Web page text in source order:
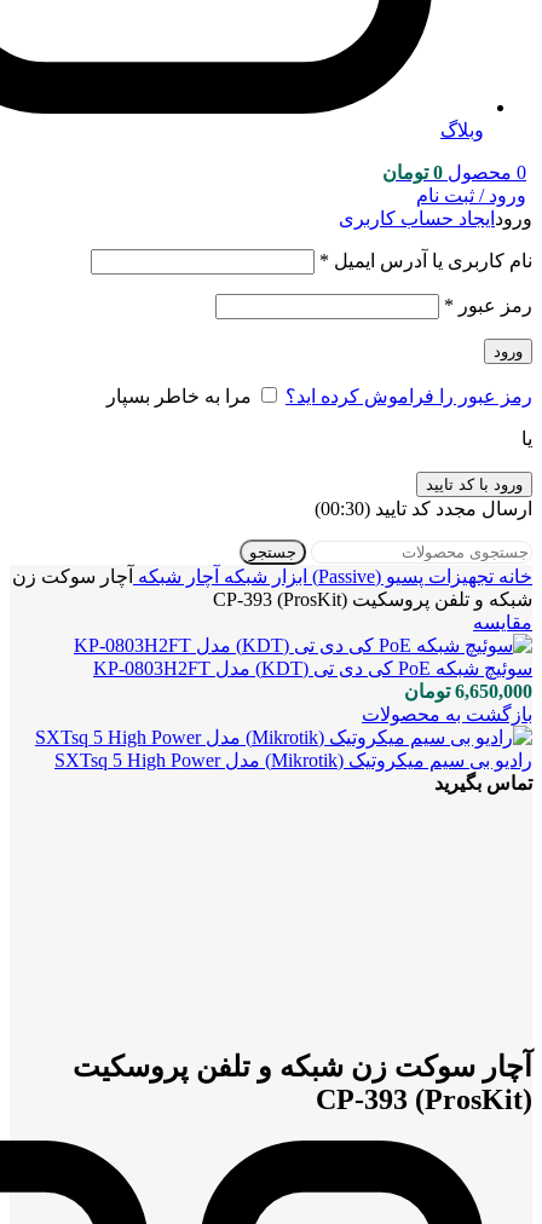
وبلاگ
0 محصول 0 تومان
ورود / ثبت نام
ورود ایجاد حساب کاربری
نام کاربری یا آدرس ایمیل *
رمز عبور *
ورود
رمز عبور را فراموش کرده اید؟ مرا به خاطر بسپار
یا
ورود با کد تایید
ارسال مجدد کد تایید (00:
30
)
جستجو
خانه تجهیزات پسیو (Passive) ابزار شبکه آچار شبکه آچار سوکت زن
شبکه و تلفن پروسکیت (ProsKit) CP-393
مقایسه
سوئیچ شبکه PoE کی دی تی (KDT) مدل KP-0803H2FT
6,650,000 تومان
بازگشت به محصولات
رادیو بی سیم میکروتیک (Mikrotik) مدل SXTsq 5 High Power
تماس بگیرید
آچار سوکت زن شبکه و تلفن پروسکیت
(ProsKit) CP-393